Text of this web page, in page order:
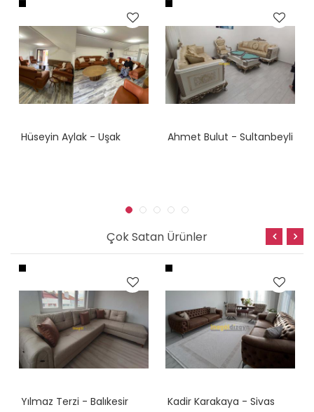
Hüseyin Aylak - Uşak Ahmet Bulut - Sultanbeyli
Çok Satan Ürünler
Yılmaz Terzi - Balıkesir Kadir Karakaya - Sivas